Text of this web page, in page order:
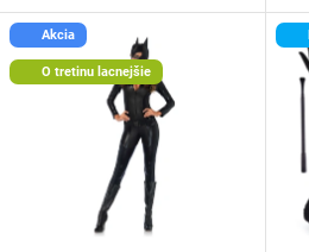
Akcia
O tretinu lacnejšie